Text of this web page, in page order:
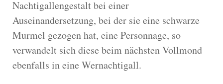
Nachtigallengestalt bei einer
Auseinandersetzung, bei der sie eine schwarze
Murmel gezogen hat, eine Personnage, so
verwandelt sich diese beim nächsten Vollmond
ebenfalls in eine Wernachtigall.